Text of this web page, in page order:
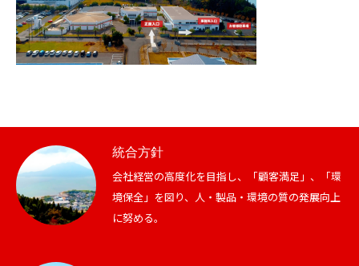
統合方針
会社経営の高度化を目指し、「顧客満足」、「環
境保全」を図り、人・製品・環境の質の発展向上
に努める。